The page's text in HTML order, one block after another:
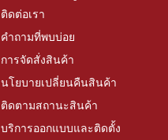
ติดต่อเรา
คำถามที่พบบ่อย
การจัดสั่งสินค้า
นโยบายเปลี่ยนคืนสินค้า
ติดตามสถานะสินค้า
บริการออกแบบและติดตั้ง